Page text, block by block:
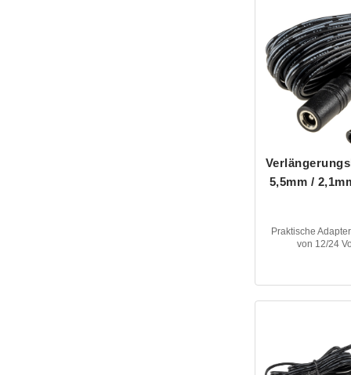
5,5mm /
Praktische
von 12/24